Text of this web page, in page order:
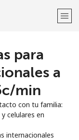
para
a
min
con tu familia:
celulares en
internacionales